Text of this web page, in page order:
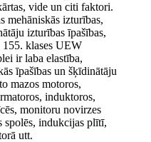
vide un citi faktori.
mehāniskās izturības,
izturības īpašības,
155. klases UEW
ir laba elastība,
īpašības un šķīdinātāju
mazos motoros,
induktoros,
monitoru novirzes
spolēs, indukcijas plītī,
utt.